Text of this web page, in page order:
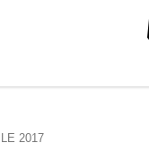
2017